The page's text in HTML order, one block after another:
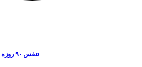
تنفس ۹۰ روزه برای سرمایه در گردش تولید